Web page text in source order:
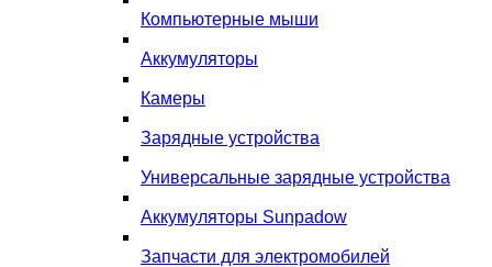
Компьютерные мыши
Аккумуляторы
Камеры
Зарядные устройства
Универсальные зарядные устройства
Аккумуляторы Sunpadow
Запчасти для электромобилей